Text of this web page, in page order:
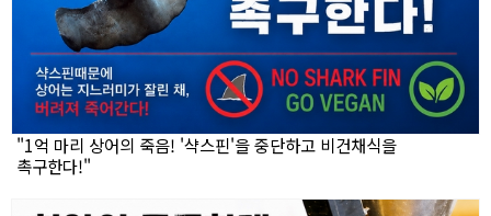
"1억 마리 상어의 죽음! '샥스핀'을 중단하고 비건채식을
촉구한다!"